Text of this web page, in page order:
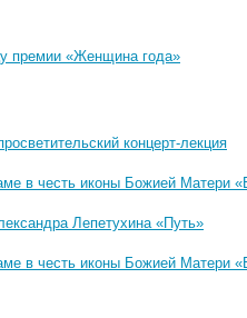
премии «Женщина года»
концерт-лекция
в честь иконы Божией Матери
Лепетухина «Путь»
в честь иконы Божией Матери